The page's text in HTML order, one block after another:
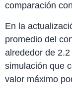
comparación
En la
promedio del
alrededor de
simulación que
valor máximo